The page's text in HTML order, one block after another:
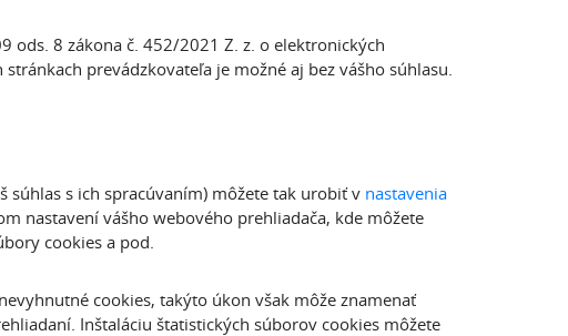
ods. 8 zákona č. 452/2021 Z. z. o elektronických
prevádzkovateľa je možné aj bez vášho súhlasu.
súhlas s ich spracúvaním) môžete tak urobiť v nastavenia
nastavení vášho webového prehliadača, kde môžete
cookies a pod.
cookies, takýto úkon však môže znamenať
Inštaláciu štatistických súborov cookies môžete